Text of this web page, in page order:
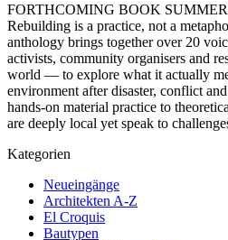
FORTHCOMING BOOK
Rebuilding is a practice, not a
anthology brings together over 20
activists, community organisers and
world — to explore what it actually
environment after disaster, conflict
hands-on material practice to
are deeply local yet speak to
Kategorien
Neueingänge
Architekten A-Z
El Croquis
Bautypen